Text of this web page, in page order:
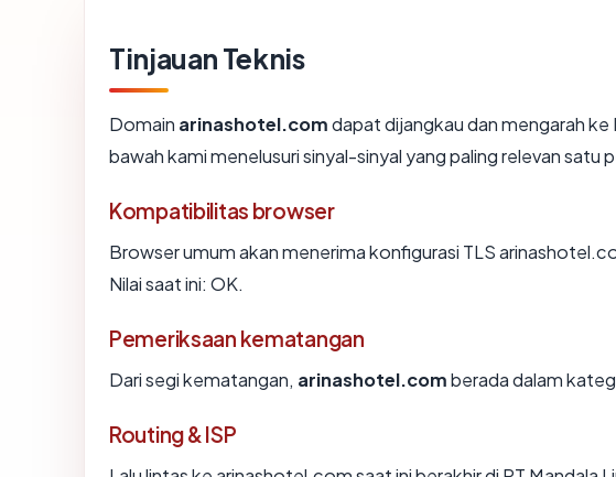
Tinjauan Teknis
Domain arinashotel.comdapat dijangkau dan mengarah ke
bawah kami menelusuri sinyal-sinyal yang paling relevan satu
Kompatibilitas browser
Browser umum akan menerima konfigurasi TLS
Nilai saat ini: OK.
Pemeriksaan kematangan
Dari segi kematangan, arinashotel.comberada dalam
Routing & ISP